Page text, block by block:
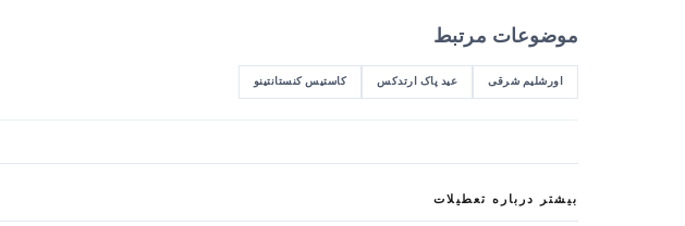
موضوعات مرتبط
اورشلیم شرقی عید پاک ارتدکس کاستیس کنستانتینو
بیشتر درباره تعطیلات